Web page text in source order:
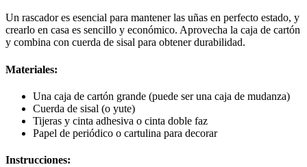
Un rascador es esencial para mantener las uñas en perfecto estado, y
crearlo en casa es sencillo y económico. Aprovecha la caja de cartón
y combina con cuerda de sisal para obtener durabilidad.
Materiales:
Una caja de cartón grande (puede ser una caja de mudanza)
Cuerda de sisal (o yute)
Tijeras y cinta adhesiva o cinta doble faz
Papel de periódico o cartulina para decorar
Instrucciones: